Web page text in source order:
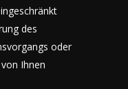
des
oder
Ihnen